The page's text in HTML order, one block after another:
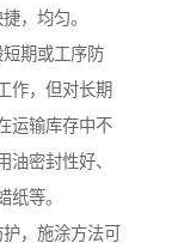
，均匀。
期或工序防
作，但对长期
运输库存中不
油密封性好、
等。
，施涂方法可